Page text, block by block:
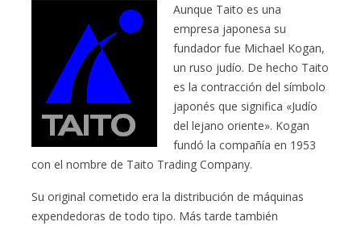
Aunque Taito es una
empresa japonesa su
fundador fue Michael Kogan,
un ruso judío. De hecho Taito
es la contracción del símbolo
japonés que significa «Judío
del lejano oriente». Kogan
fundó la compañía en 1953
con el nombre de Taito Trading Company.
Su original cometido era la distribución de máquinas
expendedoras de todo tipo. Más tarde también